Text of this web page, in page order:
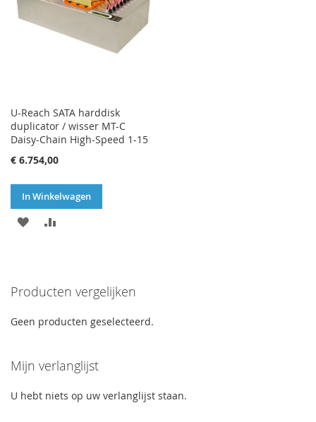
U-Reach SATA harddisk
duplicator / wisser MT-C
Daisy-Chain High-Speed 1-15
€ 6.754,00
In Winkelwagen
VOEG
VERLANGLIJST
VERGELIJKEN
Producten vergelijken
Geen producten geselecteerd.
Mijn verlanglijst
U hebt niets op uw verlanglijst staan.